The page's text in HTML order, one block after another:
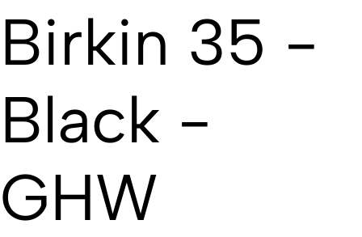
Birkin 35 -
Black -
GHW